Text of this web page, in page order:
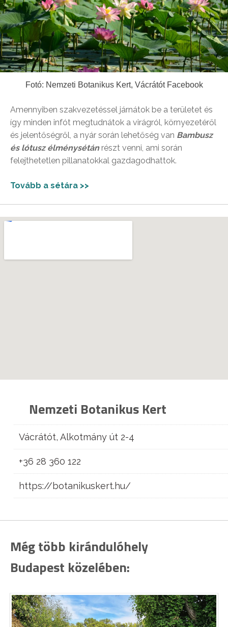
Fotó: Nemzeti Botanikus Kert, Vácrátót Facebook
Amennyiben szakvezetéssel járnátok be a területet és
így minden infót megtudnátok a virágról, környezetéről
és jelentőségről, a nyár során lehetőség van Bambusz
és lótusz élménysétánrészt venni, ami során
felejthetetlen pillanatokkal gazdagodhattok.
Tovább a sétára >>
Nemzeti Botanikus Kert
Vácrátót, Alkotmány út 2-4
+36 28 360 122
https://botanikuskert.hu/
Még több kirándulóhely
Budapest közelében: